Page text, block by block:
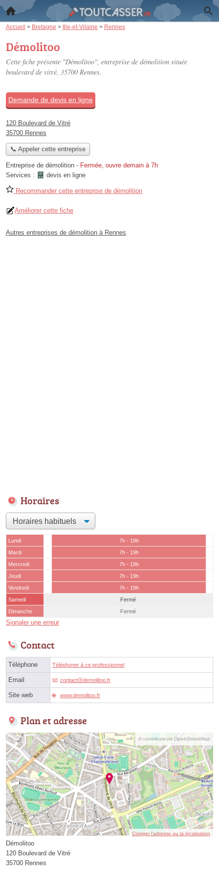
Accueil > Bretagne > Ille-et-Vilaine > Rennes
Démolitoo
Cette fiche présente "Démolitoo", entreprise de démolition située
boulevard de vitré, 35700 Rennes.
Demande de devis en ligne
120 Boulevard de Vitré
35700 Rennes
📞 Appeler cette entreprise
Entreprise de démolition - Fermée, ouvre demain à 7h
Services :
devis en ligne
Recommander cette entreprise de démolition
Améliorer cette fiche
Autres entreprises de démolition à Rennes
Horaires
Lundi
7h - 19h
Mardi
7h - 19h
Mercredi
7h - 19h
Jeudi
7h - 19h
Vendredi
7h - 19h
Samedi
Fermé
Dimanche
Fermé
Signaler une erreur
Contact
Téléphone Téléphoner à ce professionnel
Email contactⓐdemolitoo.fr
Site web www.demolitoo.fr
Plan et adresse
© contributeurs OpenStreetMap
Corriger l’adresse ou la localisation
Démolitoo
120 Boulevard de Vitré
35700 Rennes